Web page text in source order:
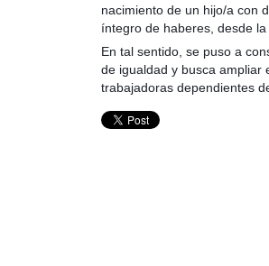
nacimiento de un hijo/a con
íntegro de haberes, desde
En tal sentido, se puso a
de igualdad y busca ampliar
trabajadoras dependientes